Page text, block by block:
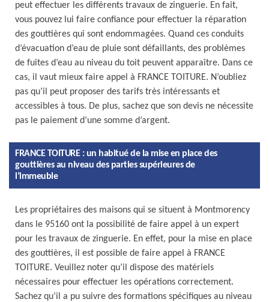
peut effectuer les différents travaux de zinguerie. En fait,
vous pouvez lui faire confiance pour effectuer la réparation
des gouttières qui sont endommagées. Quand ces conduits
d’évacuation d’eau de pluie sont défaillants, des problèmes
de fuites d’eau au niveau du toit peuvent apparaître. Dans ce
cas, il vaut mieux faire appel à FRANCE TOITURE. N’oubliez
pas qu’il peut proposer des tarifs très intéressants et
accessibles à tous. De plus, sachez que son devis ne nécessite
pas le paiement d’une somme d’argent.
FRANCE TOITURE : un habitué de la mise en place des
gouttières au niveau des parties supérieures de
l’immeuble
Les propriétaires des maisons qui se situent à Montmorency
dans le 95160 ont la possibilité de faire appel à un expert
pour les travaux de zinguerie. En effet, pour la mise en place
des gouttières, il est possible de faire appel à FRANCE
TOITURE. Veuillez noter qu’il dispose des matériels
nécessaires pour effectuer les opérations correctement.
Sachez qu’il a pu suivre des formations spécifiques au niveau